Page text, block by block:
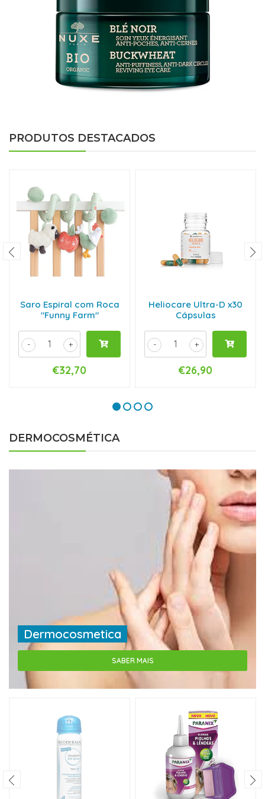
PRODUTOS DESTACADOS
Saro Espiral com Roca
"Funny Farm"
+
-
€32,70
Heliocare Ultra-D x30
Cápsulas
+
-
€26,90
DERMOCOSMÉTICA
Dermocosmetica
SABER MAIS